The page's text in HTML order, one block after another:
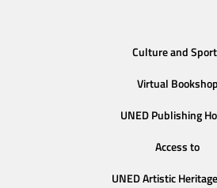
Culture and
Virtual Bookshop
UNED Publishing
Access to
UNED Artistic